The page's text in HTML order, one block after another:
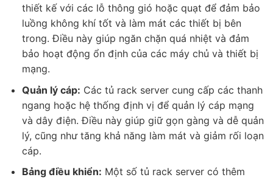
thiết kế với các lỗ thông gió hoặc quạt để đảm bảo
luồng không khí tốt và làm mát các thiết bị bên
trong. Điều này giúp ngăn chặn quá nhiệt và đảm
bảo hoạt động ổn định của các máy chủ và thiết bị
mạng.
Quản lý cáp: Các tủ rack server cung cấp các thanh
ngang hoặc hệ thống định vị để quản lý cáp mạng
và dây điện. Điều này giúp giữ gọn gàng và dễ quản
lý, cũng như tăng khả năng làm mát và giảm rối loạn
cáp.
Bảng điều khiển: Một số tủ rack server có thêm